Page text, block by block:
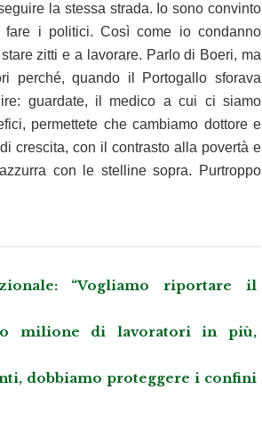
la stessa strada. Io sono convinto
i politici. Così come io condanno
zitti e a lavorare. Parlo di Boeri, ma
perché, quando il Portogallo sforava
guardate, il medico a cui ci siamo
permettete che cambiamo dottore e
crescita, con il contrasto alla povertà e
con le stelline sopra. Purtroppo
“Vogliamo riportare il
milione di lavoratori in più,
dobbiamo proteggere i confini